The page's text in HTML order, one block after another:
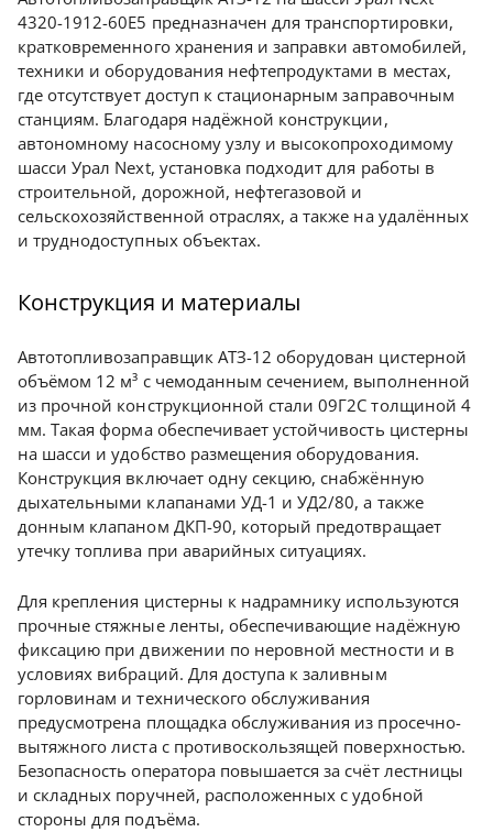
4320-1912-60Е5 предназначен для транспортировки,
кратковременного хранения и заправки автомобилей,
техники и оборудования нефтепродуктами в местах,
где отсутствует доступ к стационарным заправочным
станциям. Благодаря надёжной конструкции,
автономному насосному узлу и высокопроходимому
шасси Урал Next, установка подходит для работы в
строительной, дорожной, нефтегазовой и
сельскохозяйственной отраслях, а также на удалённых
и труднодоступных объектах.
Конструкция и материалы
Автотопливозаправщик АТЗ-12 оборудован цистерной
объёмом 12 м³ с чемоданным сечением, выполненной
из прочной конструкционной стали 09Г2С толщиной 4
мм. Такая форма обеспечивает устойчивость цистерны
на шасси и удобство размещения оборудования.
Конструкция включает одну секцию, снабжённую
дыхательными клапанами УД-1 и УД2/80, а также
донным клапаном ДКП-90, который предотвращает
утечку топлива при аварийных ситуациях.
Для крепления цистерны к надрамнику используются
прочные стяжные ленты, обеспечивающие надёжную
фиксацию при движении по неровной местности и в
условиях вибраций. Для доступа к заливным
горловинам и технического обслуживания
предусмотрена площадка обслуживания из просечно-
вытяжного листа с противоскользящей поверхностью.
Безопасность оператора повышается за счёт лестницы
и складных поручней, расположенных с удобной
стороны для подъёма.